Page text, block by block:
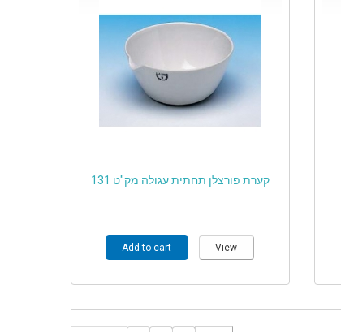
קערת פורצלן תחתית עגולה מק"ט 131
Add to cart View